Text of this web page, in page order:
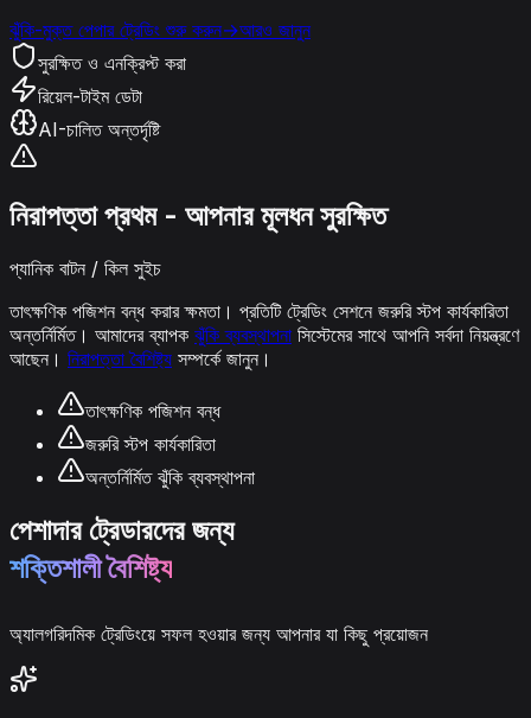
ঝুঁকি-মুক্ত পেপার ট্রেডিং শুরু করুন→আরও জানুন
সুরক্ষিত ও এনক্রিপ্ট করা
রিয়েল-টাইম ডেটা
AI-চালিত অন্তর্দৃষ্টি
নিরাপত্তা প্রথম - আপনার মূলধন সুরক্ষিত
প্যানিক বাটন / কিল সুইচ
তাৎক্ষণিক পজিশন বন্ধ করার ক্ষমতা। প্রতিটি ট্রেডিং সেশনে জরুরি স্টপ কার্যকারিতা
অন্তর্নির্মিত। আমাদের ব্যাপক ঝুঁকি ব্যবস্থাপনা সিস্টেমের সাথে আপনি সর্বদা নিয়ন্ত্রণে
আছেন। নিরাপত্তা বৈশিষ্ট্য সম্পর্কে জানুন।
তাৎক্ষণিক পজিশন বন্ধ
জরুরি স্টপ কার্যকারিতা
অন্তর্নির্মিত ঝুঁকি ব্যবস্থাপনা
পেশাদার ট্রেডারদের জন্য
শক্তিশালী বৈশিষ্ট্য
অ্যালগরিদমিক ট্রেডিংয়ে সফল হওয়ার জন্য আপনার যা কিছু প্রয়োজন